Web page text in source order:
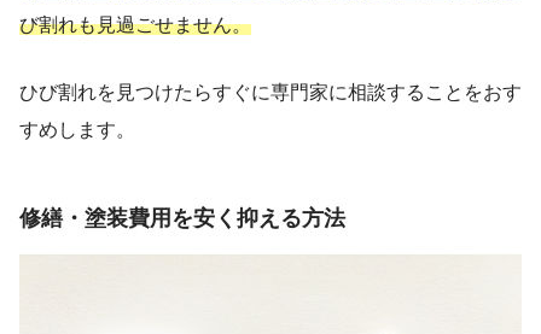
び割れも見過ごせません。
ひび割れを見つけたらすぐに専門家に相談することをおす
すめします。
修繕・塗装費用を安く抑える方法